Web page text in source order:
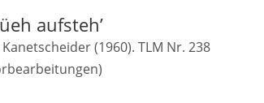
aufsteh’
(1960). TLM Nr. 238